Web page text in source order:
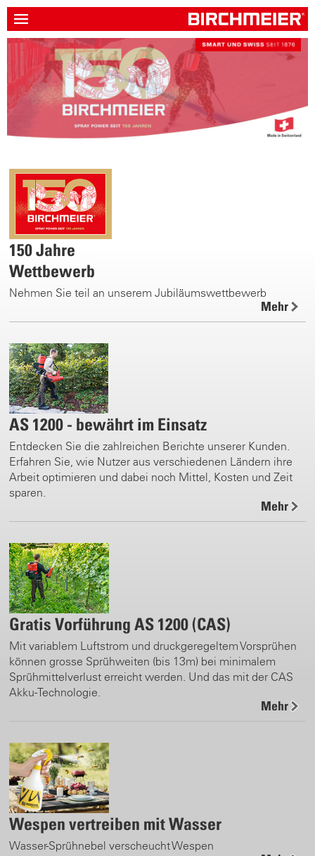
150 Jahre
Wettbewerb
Nehmen Sie teil an unserem Jubiläumswettbewerb
Mehr
AS 1200 - bewährt im Einsatz
Entdecken Sie die zahlreichen Berichte unserer Kunden.
Erfahren Sie, wie Nutzer aus verschiedenen Ländern ihre
Arbeit optimieren und dabei noch Mittel, Kosten und Zeit
sparen.
Mehr
Gratis Vorführung AS 1200 (CAS)
Mit variablem Luftstrom und druckgeregeltem Vorsprühen
können grosse Sprühweiten (bis 13m) bei minimalem
Sprühmittelverlust erreicht werden. Und das mit der CAS
Akku-Technologie.
Mehr
Wespen vertreiben mit Wasser
Wasser-Sprühnebel verscheucht Wespen